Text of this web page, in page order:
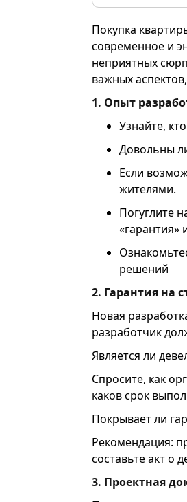
Покупка
современное и
неприятных
важных
1. Опыт
Узнайте,
Довольны
Если
жителями.
Погуглите
«гарантия»
решений
2. Гарантия на
Новая
разработчик
Является ли
Спросите, как
каков срок
Покрывает ли
Рекомендация:
составьте акт о
3. Проектная